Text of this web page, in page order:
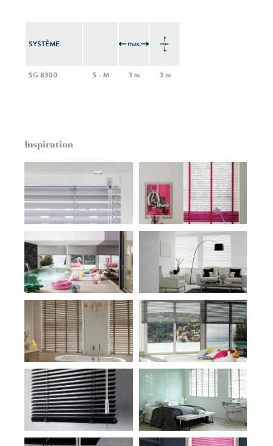
SYSTÈME
SG 8300 S - M 3 m 3 m
Inspiration